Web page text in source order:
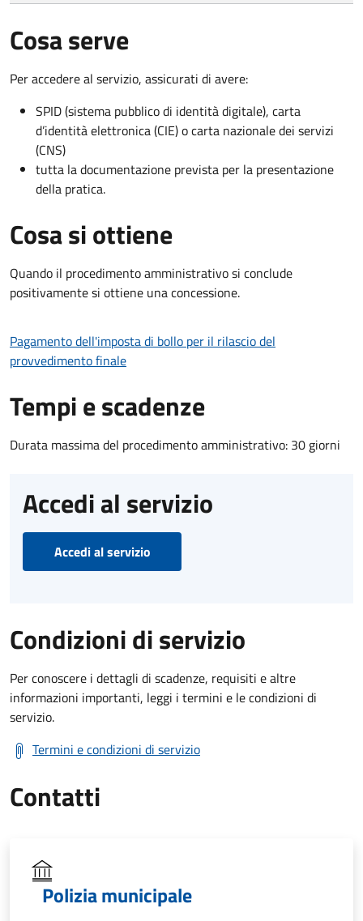
Cosa serve
Per accedere al servizio, assicurati di avere:
SPID (sistema pubblico di identità digitale), carta
d’identità elettronica (CIE) o carta nazionale dei servizi
(CNS)
tutta la documentazione prevista per la presentazione
della pratica.
Cosa si ottiene
Quando il procedimento amministrativo si conclude
positivamente si ottiene una concessione.
Pagamento dell'imposta di bollo per il rilascio del
provvedimento finale
Tempi e scadenze
Durata massima del procedimento amministrativo: 30 giorni
Accedi al servizio
Accedi al servizio
Condizioni di servizio
Per conoscere i dettagli di scadenze, requisiti e altre
informazioni importanti, leggi i termini e le condizioni di
servizio.
Termini e condizioni di servizio
Contatti
Polizia municipale